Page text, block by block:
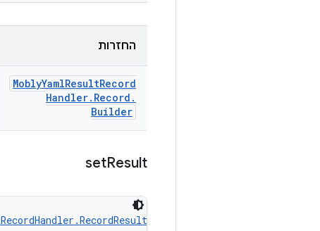
החזרות
MoblyYamlResultRecord
Handler. Record .
Builder
setResult